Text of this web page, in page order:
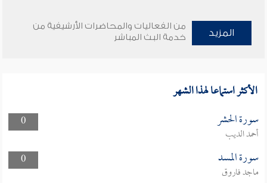
المزيد
من الفعاليات والمحاضرات الأرشيفية من
خدمة البث المباشر
الأكثر استماعا لهذا الشهر
0 سورة الحشر
أحمد الديب
0
سورة المسد
ماجد فاروق